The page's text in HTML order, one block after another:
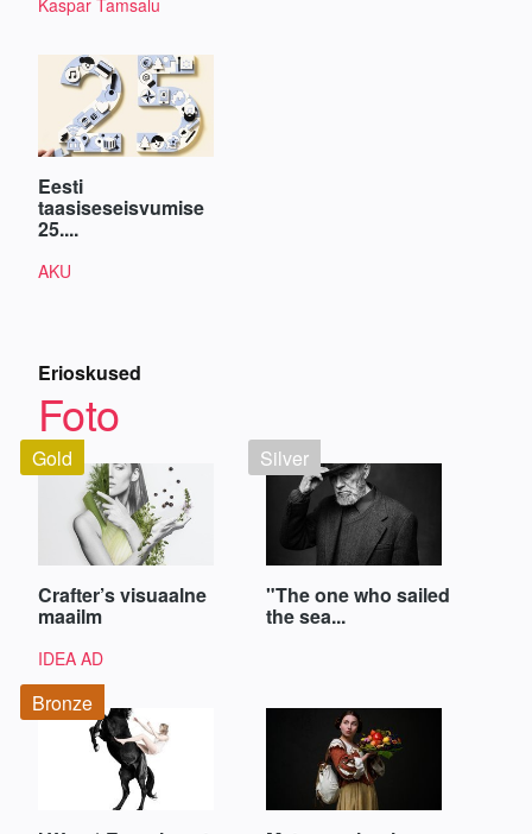
Kaspar Tamsalu
Eesti
taasiseseisvumise
25....
AKU
Erioskused
Foto
Crafter’s visuaalne
maailm
IDEA AD
Gold
"The one who sailed
the sea...
Silver
Bronze